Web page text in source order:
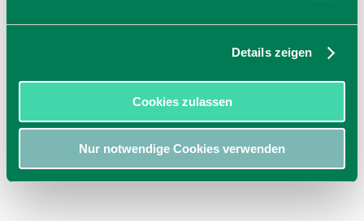
Details zeigen
Cookies zulassen
Nur notwendige Cookies verwenden